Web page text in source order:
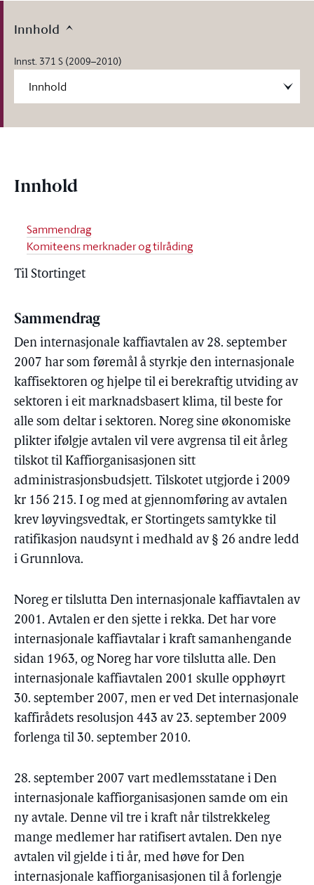
Innhold
Innst. 371 S (2009–2010)
Innhold
Sammendrag
Komiteens merknader og tilråding
Til Stortinget
Sammendrag
Den internasjonale kaffiavtalen av 28. september
2007 har som føremål å styrkje den internasjonale
kaffisektoren og hjelpe til ei berekraftig utviding av
sektoren i eit marknadsbasert klima, til beste for
alle som deltar i sektoren. Noreg sine økonomiske
plikter ifølgje avtalen vil vere avgrensa til eit årleg
tilskot til Kaffiorganisasjonen sitt
administrasjonsbudsjett. Tilskotet utgjorde i 2009
kr 156 215. I og med at gjennomføring av avtalen
krev løyvingsvedtak, er Stortingets samtykke til
ratifikasjon naudsynt i medhald av § 26 andre ledd
i Grunnlova.
Noreg er tilslutta Den internasjonale kaffiavtalen av
2001. Avtalen er den sjette i rekka. Det har vore
internasjonale kaffiavtalar i kraft samanhengande
sidan 1963, og Noreg har vore tilslutta alle. Den
internasjonale kaffiavtalen 2001 skulle opphøyrt
30. september 2007, men er ved Det internasjonale
kaffirådets resolusjon 443 av 23. september 2009
forlenga til 30. september 2010.
28. september 2007 vart medlemsstatane i Den
internasjonale kaffiorganisasjonen samde om ein
ny avtale. Denne vil tre i kraft når tilstrekkeleg
mange medlemer har ratifisert avtalen. Den nye
avtalen vil gjelde i ti år, med høve for Den
internasjonale kaffiorganisasjonen til å forlengje